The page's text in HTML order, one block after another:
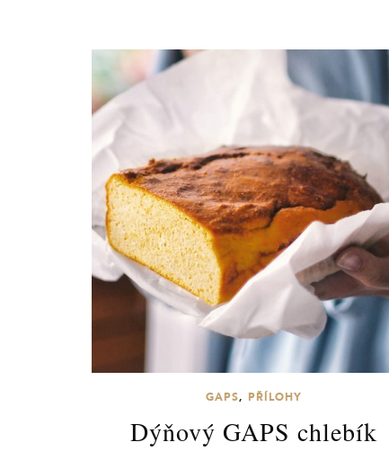
GAPS, PŘÍLOHY
Dýňový GAPS chlebík